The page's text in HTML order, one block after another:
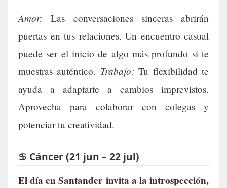
Amor: Las conversaciones sinceras abrirán
puertas en tus relaciones. Un encuentro casual
puede ser el inicio de algo más profundo si te
muestras auténtico. Trabajo: Tu flexibilidad te
ayuda a adaptarte a cambios imprevistos.
Aprovecha para colaborar con colegas y
potenciar tu creatividad.
♋ Cáncer (21 jun – 22 jul)
El día en Santander invita a la introspección,